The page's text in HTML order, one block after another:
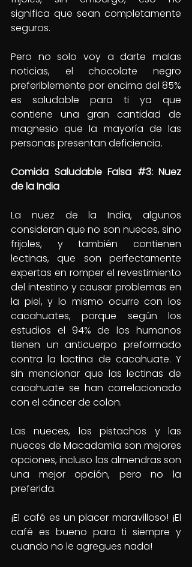
significa que sean completamente
seguros.
Pero no solo voy a darte malas
noticias, el chocolate negro
preferiblemente por encima del 85%
es saludable para ti ya que
contiene una gran cantidad de
magnesio que la mayoría de las
personas presentan deficiencia.
Comida Saludable Falsa #3: Nuez
de la India
La nuez de la India, algunos
consideran que no son nueces, sino
frijoles, y también contienen
lectinas, que son perfectamente
expertas en romper el revestimiento
del intestino y causar problemas en
la piel, y lo mismo ocurre con los
cacahuates, porque según los
estudios el 94% de los humanos
tienen un anticuerpo preformado
contra la lactina de cacahuate. Y
sin mencionar que las lectinas de
cacahuate se han correlacionado
con el cáncer de colon.
Las nueces, los pistachos y las
nueces de Macadamia son mejores
opciones, incluso las almendras son
una mejor opción, pero no la
preferida.
¡El café es un placer maravilloso! ¡El
café es bueno para ti siempre y
cuando no le agregues nada!